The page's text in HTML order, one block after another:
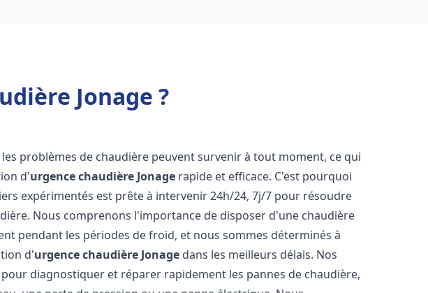
Jonage ?
les problèmes de chaudière peuvent survenir à tout moment, ce qui
d'urgence chaudière Jonage rapide et efficace. C'est pourquoi
expérimentés est prête à intervenir 24h/24, 7j/7 pour résoudre
Nous comprenons l'importance de disposer d'une chaudière
pendant les périodes de froid, et nous sommes déterminés à
d'urgence chaudière Jonage dans les meilleurs délais. Nos
diagnostiquer et réparer rapidement les pannes de chaudière,